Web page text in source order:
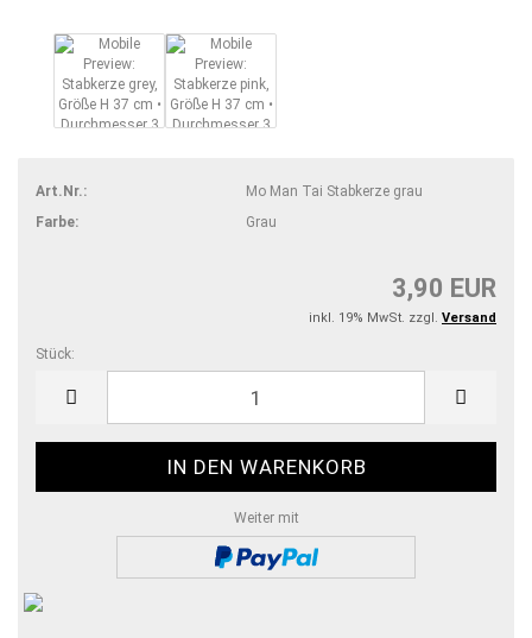
Art.Nr.:
Mo Man Tai Stabkerze grau
Farbe:
Grau
3,90 EUR
inkl. 19% MwSt. zzgl. Versand
Stück:
Weiter mit